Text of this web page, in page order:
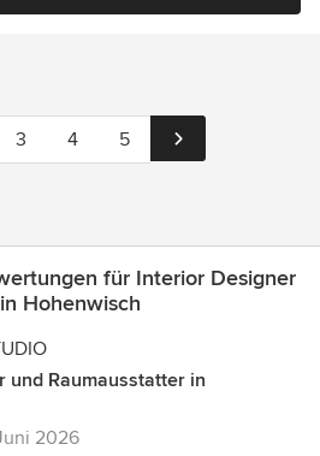
3 4 5
für Interior Designer
Hohenwisch
und Raumausstatter in
2026